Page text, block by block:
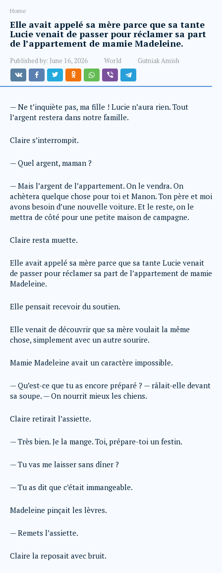
Home
Elle avait appelé sa mère parce que sa tante
Lucie venait de passer pour réclamer sa part
de l’appartement de mamie Madeleine.
Published by: June 16, 2026 World Gutniak Amish
— Ne t’inquiète pas, ma fille ! Lucie n’aura rien. Tout
l’argent restera dans notre famille.
Claire s’interrompit.
— Quel argent, maman ?
— Mais l’argent de l’appartement. On le vendra. On
achètera quelque chose pour toi et Manon. Ton père et moi
avons besoin d’une nouvelle voiture. Et le reste, on le
mettra de côté pour une petite maison de campagne.
Claire resta muette.
Elle avait appelé sa mère parce que sa tante Lucie venait
de passer pour réclamer sa part de l’appartement de mamie
Madeleine.
Elle pensait recevoir du soutien.
Elle venait de découvrir que sa mère voulait la même
chose, simplement avec un autre sourire.
Mamie Madeleine avait un caractère impossible.
— Qu’est-ce que tu as encore préparé ? — râlait-elle devant
sa soupe. — On nourrit mieux les chiens.
Claire retirait l’assiette.
— Très bien. Je la mange. Toi, prépare-toi un festin.
— Tu vas me laisser sans dîner ?
— Tu as dit que c’était immangeable.
Madeleine pinçait les lèvres.
— Remets l’assiette.
Claire la reposait avec bruit.